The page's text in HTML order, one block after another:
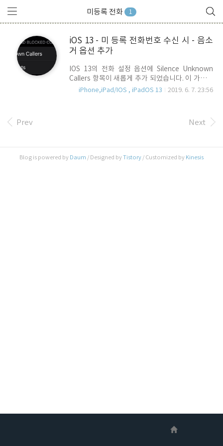
미등록 전화 1
iOS 13 - 미 등록 전화번호 수신 시 - 음소
거 옵션 추가
IOS 13의 전화 설정 옵션에 Silence Unknown
Callers 항목이 새롭게 추가 되었습니다. 이 가능은
주소록에 등록되지 않은 전화번호로 전화가 왔을
고 나중에 사용자가 판단 해당 스펨전화를 차단하
는 사후대응 이였다면, 이 기능은 걸려오는 전화에
같습니다. 이 기능은 iOS 13 정식버전에서 사용할
수 있을 것으로 예상됩니다.
iPhone,iPad/IOS , iPadOS 13 2019. 6. 7. 23:56
Prev Next
Blog is powered by Daum / Designed byTistory / Customized by Kinesis